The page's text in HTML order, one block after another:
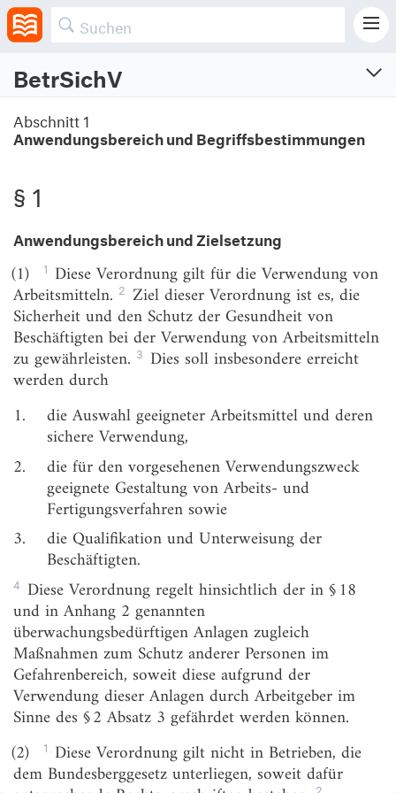
BetrSichV
Verordnung über Sicherheit und Gesundheitsschutz bei der Verwendung
von Arbeitsmitteln
Zuletzt geändert am 18.12.2025 (BGBl. I S. Nr. 347)
Abschnitt 1
Anwendungsbereich und Begriffsbestimmungen
§ 1
Anwendungsbereich und Zielsetzung
§ 2
Begriffsbestimmungen
Abschnitt 2
Gefährdungsbeurteilung
§ 4
Grundpflichten des Arbeitgebers
Anforderungen an die zur Verfügung gestellten
Arbeitsmittel
§ 6
Grundlegende Schutzmaßnahmen bei der
Verwendung von Arbeitsmitteln
§ 7
Vereinfachte Vorgehensweise bei der Verwendung
von Arbeitsmitteln
§ 8
Schutzmaßnahmen bei Gefährdungen durch
Energien, Ingangsetzen und Stillsetzen
§ 9
Weitere Schutzmaßnahmen bei der Verwendung
von Arbeitsmitteln
§ 10
Instandhaltung und Änderung von Arbeitsmitteln
§ 11
Besondere Betriebszustände, Betriebsstörungen
Abschnitt 1
Anwendungsbereich und Begriffsbestimmungen
§ 1
Anwendungsbereich und Zielsetzung
(1) 1 Diese Verordnung gilt für die Verwendung von
Arbeitsmitteln. 2 Ziel dieser Verordnung ist es, die
Sicherheit und den Schutz der Gesundheit von
Beschäftigten bei der Verwendung von Arbeitsmitteln
zu gewährleisten. 3 Dies soll insbesondere erreicht
werden durch
1.
die Auswahl geeigneter Arbeitsmittel und deren
sichere Verwendung,
2.
die für den vorgesehenen Verwendungszweck
geeignete Gestaltung von Arbeits- und
Fertigungsverfahren sowie
3.
die Qualifikation und Unterweisung der
Beschäftigten.
4 Diese Verordnung regelt hinsichtlich der in § 18
und in Anhang 2 genannten
überwachungsbedürftigen Anlagen zugleich
Maßnahmen zum Schutz anderer Personen im
Gefahrenbereich, soweit diese aufgrund der
Verwendung dieser Anlagen durch Arbeitgeber im
Sinne des § 2 Absatz 3 gefährdet werden können.
(2)
1 Diese Verordnung gilt nicht in Betrieben, die
dem Bundesberggesetz unterliegen, soweit dafür
2